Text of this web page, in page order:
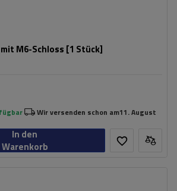
M6-Schloss [1 Stück]
Wir versenden schon am11. August
In den
Warenkorb